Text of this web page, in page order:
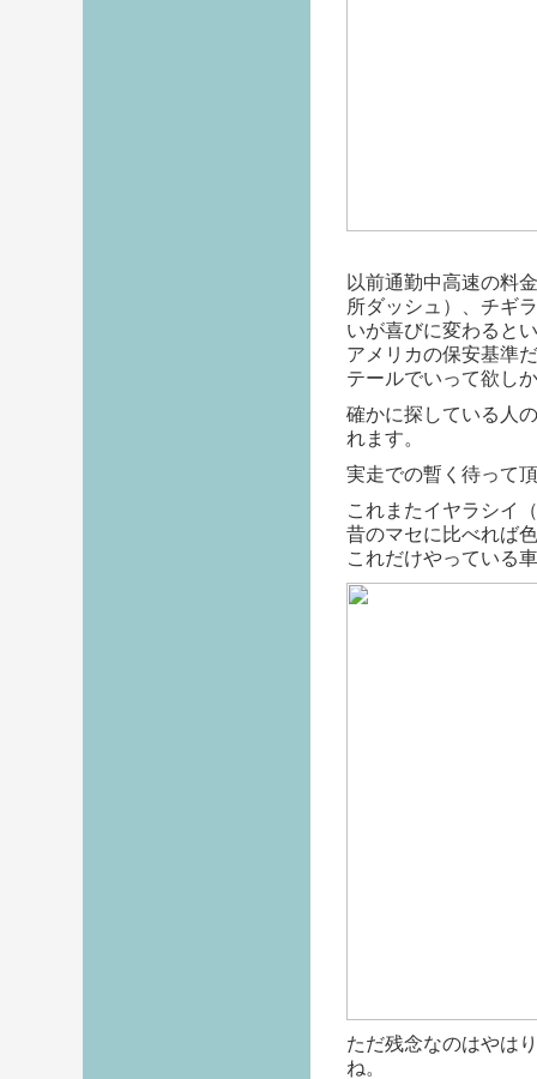
以前通勤中高速の料
所ダッシュ）、チギ
いが喜びに変わると
アメリカの保安基準
テールでいって欲し
確かに探している人
れます。
実走での暫く待って
これまたイヤラシイ
昔のマセに比べれば
これだけやっている
ただ残念なのはやは
ね。